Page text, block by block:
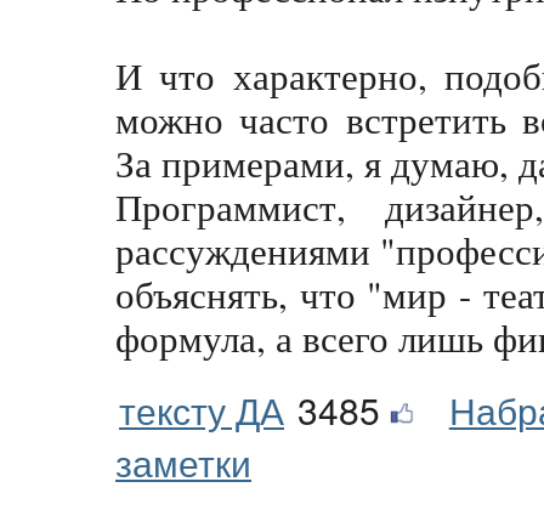
И что характерно,
можно часто встретить
За примерами, я думаю,
Программист,
рассуждениями
объяснять, что "мир -
формула, а всего лишь
тексту ДА 3485
заметки